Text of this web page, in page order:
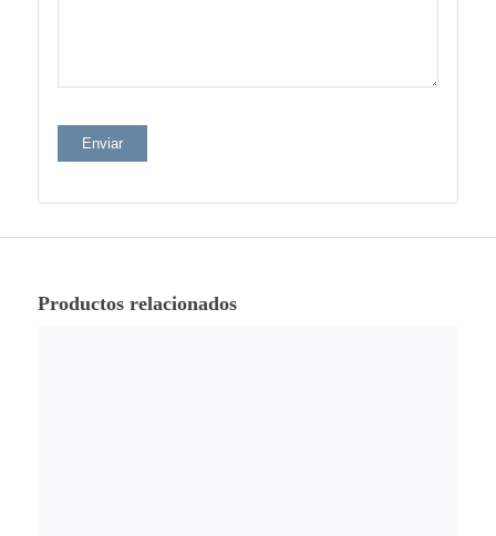
Productos relacionados